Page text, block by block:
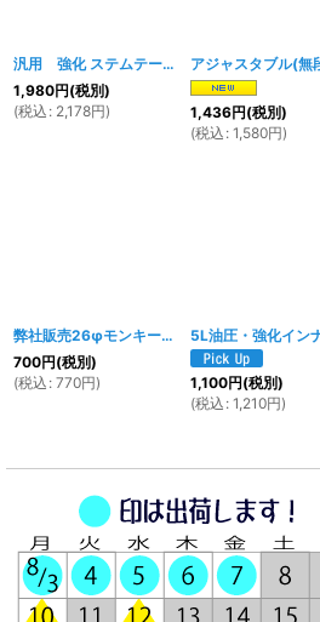
汎用 強化 ステムテーパーベアリング [195w]
1,980円(税別)
(税込 : 2,178円) 1,436円(税別)
(税込 : 1,580円)
弊社販売26φモンキー・ダックスフォーク用 オイルシール
700円(税別)
(税込 : 770円) 1,100円(税別)
(税込 : 1,210円)